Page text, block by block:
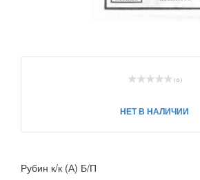
( 0 )
НЕТ В НАЛИЧИИ
Рубин к/к (А) Б/П